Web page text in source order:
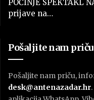
POČINJE SPEKTAKL
prijave na…
Pošaljite nam
Pošaljite nam priču,
desk@antenazadar.hr